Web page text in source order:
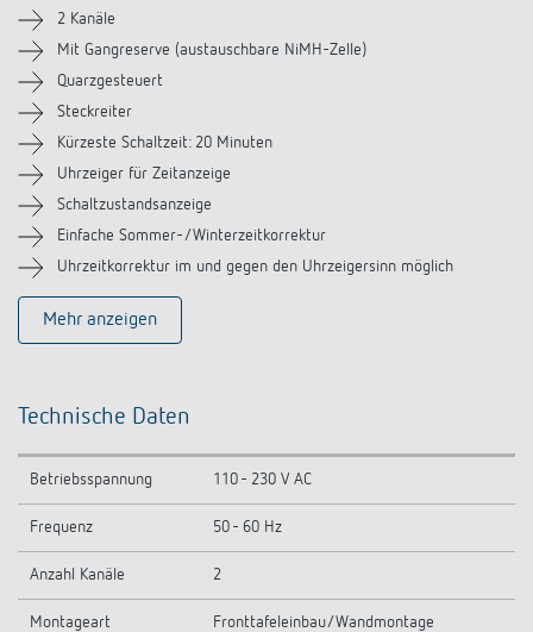
Downloads
2 Kanäle
Mit Gangreserve (austauschbare NiMH-Zelle)
Quarzgesteuert
Steckreiter
Kürzeste Schaltzeit: 20 Minuten
Uhrzeiger für Zeitanzeige
Schaltzustandsanzeige
Einfache Sommer-/Winterzeitkorrektur
Uhrzeitkorrektur im und gegen den Uhrzeigersinn möglich
Mehr anzeigen
Technische Daten
Betriebsspannung 110 - 230 V AC
Frequenz 50 - 60 Hz
Anzahl Kanäle 2
Montageart Fronttafeleinbau/Wandmontage